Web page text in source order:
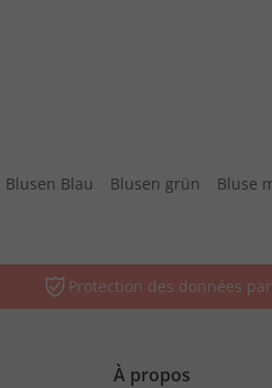
Blusen Blau Blusen grün
Bluse
Protection des données par
À propos